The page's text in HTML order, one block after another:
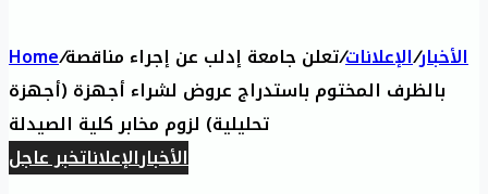
Home/ الأخبار/الإعلانات/تعلن جامعة إدلب عن إجراء مناقصة
بالظرف المختوم باستدراج عروض لشراء أجهزة (أجهزة
تحليلية) لزوم مخابر كلية الصيدلة
الأخبارالإعلاناتخبر عاجل